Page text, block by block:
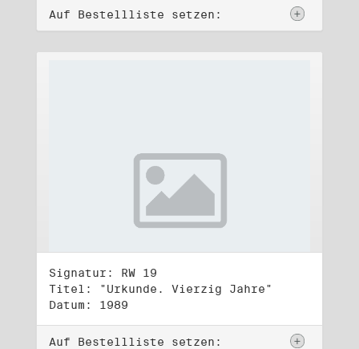
Auf Bestellliste setzen:
Signatur: RW 19
Titel: "Urkunde. Vierzig Jahre"
Datum: 1989
Auf Bestellliste setzen: